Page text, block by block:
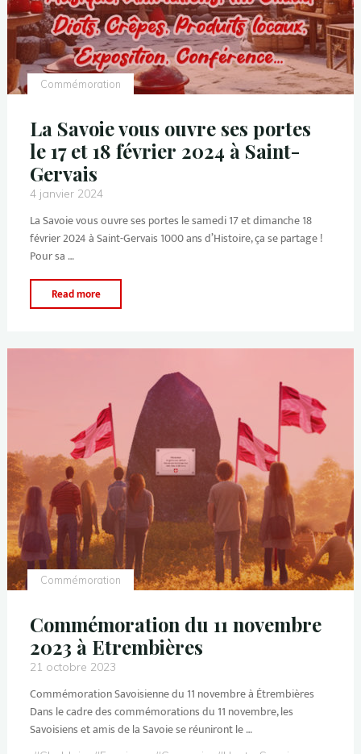
Commémoration
La Savoie vous ouvre ses portes
le 17 et 18 février 2024 à Saint-
Gervais
4 janvier 2024
La Savoie vous ouvre ses portes le samedi 17 et dimanche 18
février 2024 à Saint-Gervais 1000 ans d’Histoire, ça se partage !
Pour sa …
Read more
Commémoration
Commémoration du 11 novembre
2023 à Etrembières
21 octobre 2023
Commémoration Savoisienne du 11 novembre à Étrembières
Dans le cadre des commémorations du 11 novembre, les
Savoisiens et amis de la Savoie se réuniront le …